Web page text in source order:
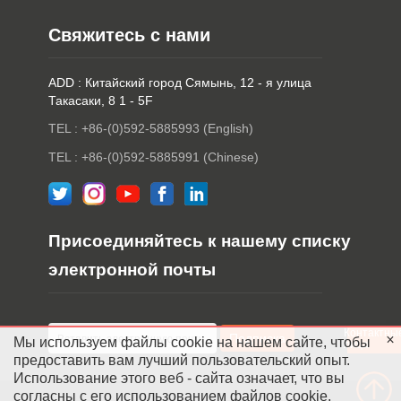
Свяжитесь с нами
ADD : Китайский город Сямынь, 12 - я улица
Такасаки, 8 1 - 5F
TEL : +86-(0)592-5885993 (English)
TEL : +86-(0)592-5885991 (Chinese)
Присоединяйтесь к нашему списку
электронной почты
лица
Мы используем файлы cookie на нашем сайте, чтобы
предоставить вам лучший пользовательский опыт.
Использование этого веб - сайта означает, что вы
согласны с его использованием файлов cookie.